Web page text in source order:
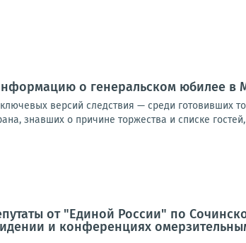
о генеральском юбилее в
ключевых версий следствия — среди
знавших о причине торжества и списке
от "Единой России" по
и конференциях